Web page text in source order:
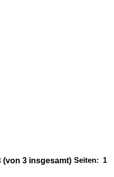
Seiten: 1
(von 3 insgesamt)